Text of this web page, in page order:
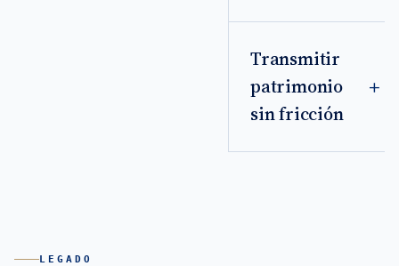
Transmitir
patrimonio
sin fricción
LEGADO